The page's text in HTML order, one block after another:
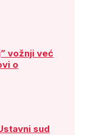
vožnji već
o
sud